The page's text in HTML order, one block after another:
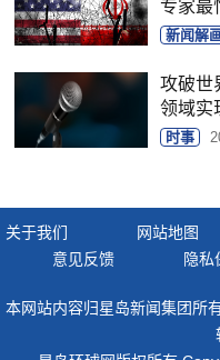
专家最
新闻解
攻破世
领域实
时事
关于我们 网站地图
意见反馈
隐私
本网站内容归星岛新闻集团所